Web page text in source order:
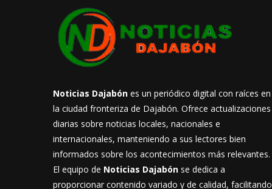
Noticias Dajabón es un periódico digital con raíces en
la ciudad fronteriza de Dajabón. Ofrece actualizaciones
diarias sobre noticias locales, nacionales e
internacionales, manteniendo a sus lectores bien
informados sobre los acontecimientos más relevantes.
El equipo de Noticias Dajabón se dedica a
proporcionar contenido variado y de calidad, facilitando